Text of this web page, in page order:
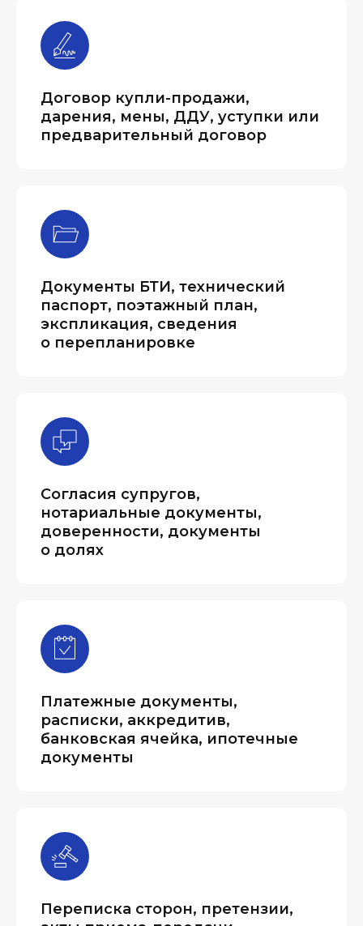
Договор купли-продажи,
дарения, мены, ДДУ, уступки или
предварительный договор
Документы БТИ, технический
паспорт, поэтажный план,
экспликация, сведения
о перепланировке
Согласия супругов,
нотариальные документы,
доверенности, документы
о долях
Платежные документы,
расписки, аккредитив,
банковская ячейка, ипотечные
документы
Переписка сторон, претензии,